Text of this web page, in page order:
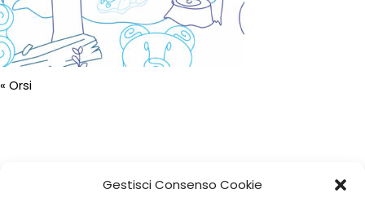
Gestisci Consenso Cookie
« Orsi